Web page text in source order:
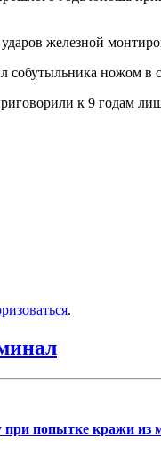
железной
ножом в
к 9 годам
.
попытке кражи из